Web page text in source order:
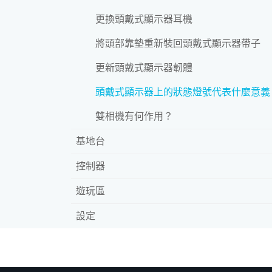
更換頭戴式顯示器耳機
將頭部靠墊重新裝回頭戴式顯示器帶子
更新頭戴式顯示器韌體
頭戴式顯示器上的狀態燈號代表什麼意義
雙相機有何作用？
基地台
控制器
遊玩區
設定